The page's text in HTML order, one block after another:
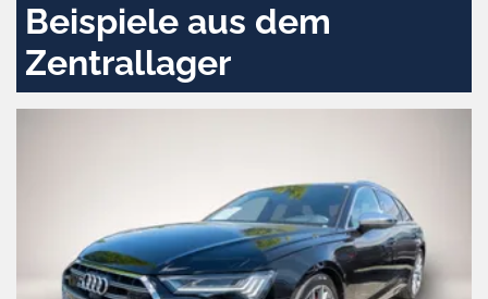
Beispiele aus dem
Zentrallager